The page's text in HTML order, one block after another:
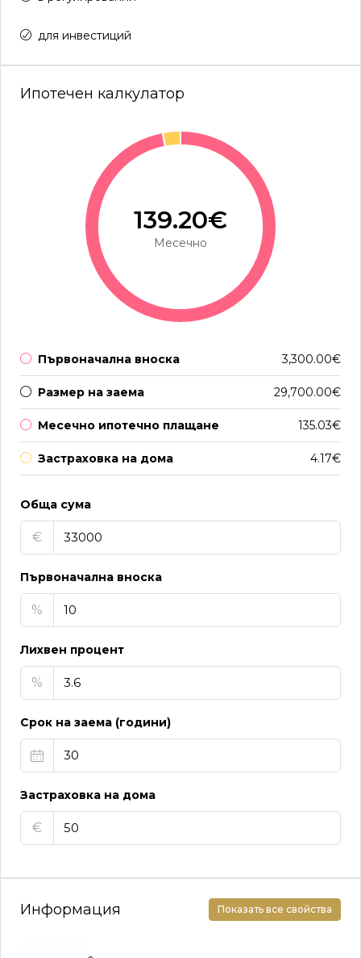
для инвестиций
Ипотечен калкулатор
139.20€
Месечно
Първоначална вноска 3,300.00€
Размер на заема 29,700.00€
Месечно ипотечно плащане 135.03€
Застраховка на дома 4.17€
Обща сума
€
Първоначална вноска
%
Лихвен процент
%
Срок на заема (години)
Застраховка на дома
€
Информация Показать все свойства